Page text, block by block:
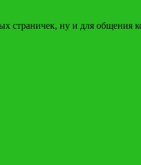
страничек, ну и для общения